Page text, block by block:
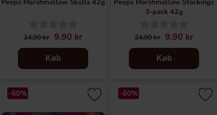
Peeps Marshmallow Skulls 42g
24.90 kr 9.90 kr
Køb
Peeps Marshmallow Stockings
3-pack 42g
24.90 kr 9.90 kr
Køb
-60% -60%